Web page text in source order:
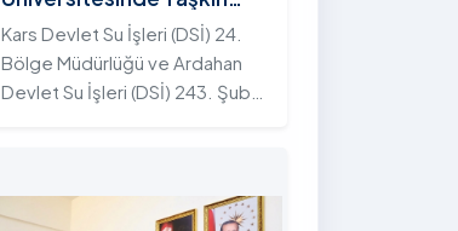
Koruma Projesi: İstifli Taş
Tahkimatı Çalışmaları
Tamamlandı
Kars Devlet Su İşleri (DSİ) 24.
Bölge Müdürlüğü ve Ardahan
Devlet Su İşleri (DSİ) 243. Şube
Üniversitesi yerleşkesinde